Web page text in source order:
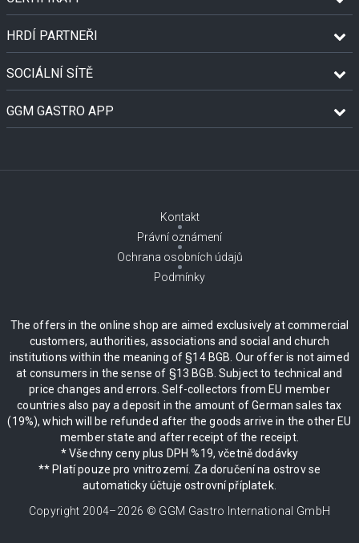
HRDÍ PARTNEŘI
SOCIÁLNÍ SÍTĚ
GGM GASTRO APP
Kontakt
Právní oznámení
Ochrana osobních údajů
Podmínky
The offers in the online shop are aimed exclusively at commercial
customers, authorities, associations and social and church
institutions within the meaning of §14 BGB. Our offer is not aimed
at consumers in the sense of §13 BGB. Subject to technical and
price changes and errors. Self-collectors from EU member
countries also pay a deposit in the amount of German sales tax
(19%), which will be refunded after the goods arrive in the other EU
member state and after receipt of the receipt.
* Všechny ceny plus DPH %19, včetně dodávky
** Platí pouze pro vnitrozemí. Za doručení na ostrov se
automaticky účtuje ostrovní příplatek.
Copyright 2004–2026 © GGM Gastro International GmbH